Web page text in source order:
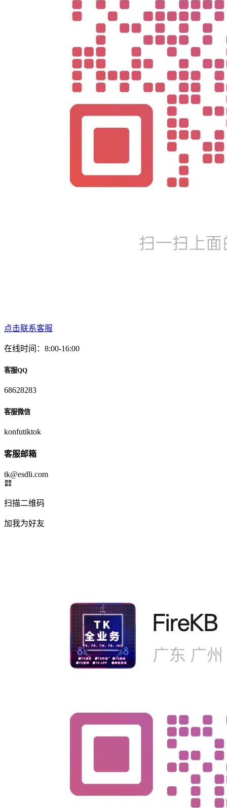
点击联系客服
在线时间：8:00-16:00
客服QQ
68628283
客服微信
konfutiktok
客服邮箱
tk@esdli.com
扫描二维码
加我为好友